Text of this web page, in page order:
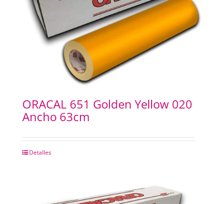
ORACAL 651 Golden Yellow 020
Ancho 63cm
Detalles